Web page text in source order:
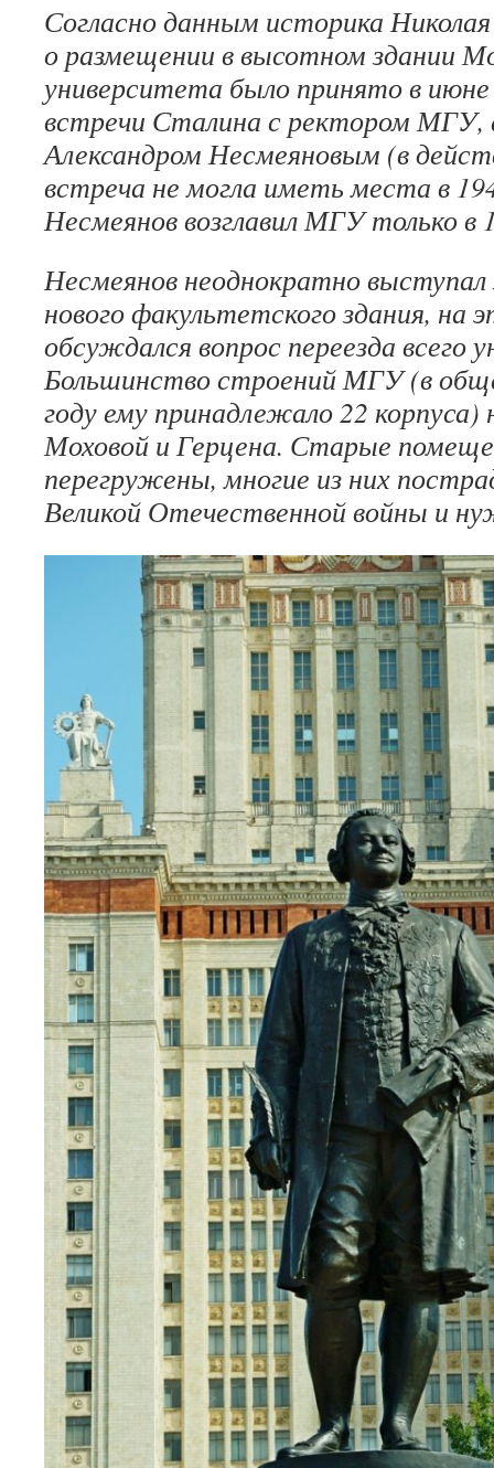
Согласно данным историка
о размещении в высотном здании
университета было принято в июне
встречи Сталина с ректором МГУ,
Александром Несмеяновым (в
встреча не могла иметь места в
Несмеянов возглавил МГУ только в
Несмеянов неоднократно
нового факультетского здания, на
обсуждался вопрос переезда всего
Большинство строений МГУ (в
году ему принадлежало 22 корпуса)
Моховой и Герцена. Старые
перегружены, многие из них
Великой Отечественной войны и